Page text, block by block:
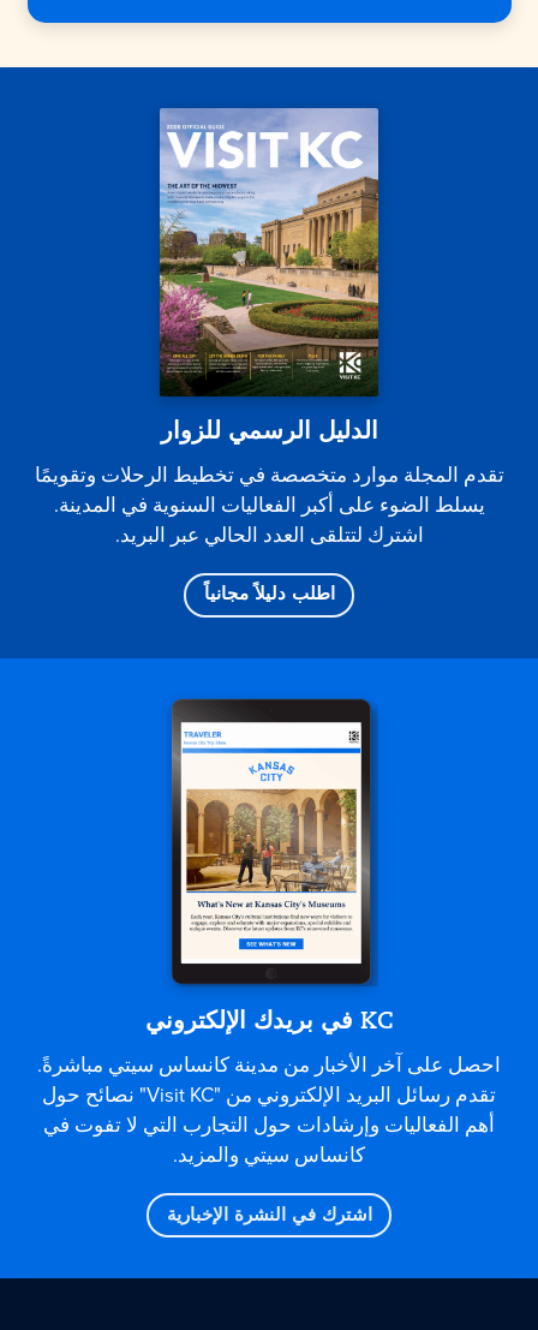
الدليل الرسمي للزوار
تقدم المجلة موارد متخصصة في تخطيط الرحلات وتقويمًا
يسلط الضوء على أكبر الفعاليات السنوية في المدينة.
اشترك لتتلقى العدد الحالي عبر البريد.
اطلب دليلاً مجانياً
KC في بريدك الإلكتروني
احصل على آخر الأخبار من مدينة كانساس سيتي مباشرةً.
تقدم رسائل البريد الإلكتروني من "Visit KC" نصائح حول
أهم الفعاليات وإرشادات حول التجارب التي لا تفوت في
كانساس سيتي والمزيد.
اشترك في النشرة الإخبارية